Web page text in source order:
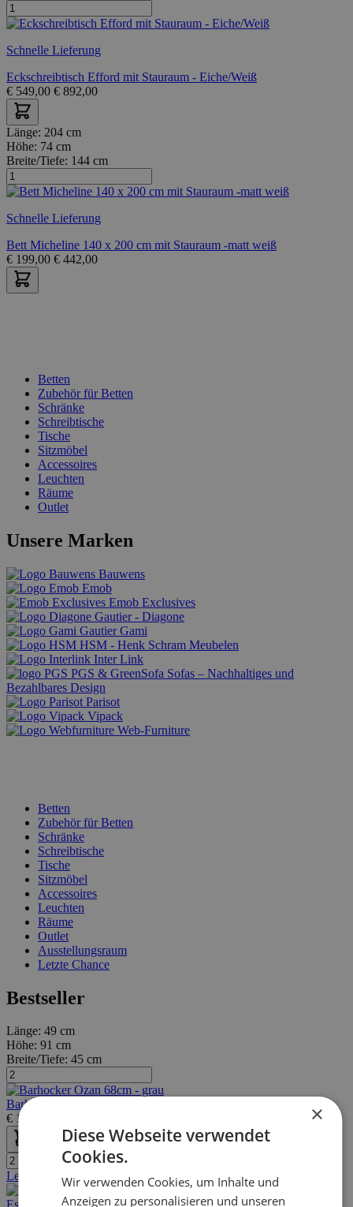
Schnelle Lieferung
Eckschreibtisch Efford mit Stauraum - Eiche/Weiß
€ 549,00 € 892,00
Länge: 204 cm
Höhe: 74 cm
Breite/Tiefe: 144 cm
Schnelle Lieferung
Bett Micheline 140 x 200 cm mit Stauraum -matt weiß
€ 199,00 € 442,00
Betten
Zubehör für Betten
Schränke
Schreibtische
Tische
Sitzmöbel
Accessoires
Leuchten
Räume
Outlet
Unsere Marken
Bauwens
Emob
Emob Exclusives
Gautier - Diagone
Gautier Gami
HSM - Henk Schram Meubelen
Inter Link
PGS & GreenSofa Sofas – Nachhaltiges und
Bezahlbares Design
Parisot
Vipack
Web-Furniture
Betten
Zubehör für Betten
Schränke
Schreibtische
Tische
Sitzmöbel
Accessoires
Leuchten
Räume
Outlet
Ausstellungsraum
Letzte Chance
Bestseller
Länge: 49 cm
Höhe: 91 cm
Breite/Tiefe: 45 cm
Barhocker Ozan 68cm - grau
€ 115,00
Letzte Stücke
×
Diese Webseite verwendet
Cookies.
Wir verwenden Cookies, um Inhalte und
Anzeigen zu personalisieren und unseren